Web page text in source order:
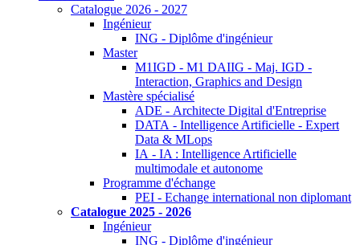
Catalogue 2026 - 2027
Ingénieur
ING - Diplôme d'ingénieur
Master
M1IGD - M1 DAIIG - Maj. IGD -
Interaction, Graphics and Design
Mastère spécialisé
ADE - Architecte Digital d'Entreprise
DATA - Intelligence Artificielle - Expert
Data & MLops
IA - IA : Intelligence Artificielle
multimodale et autonome
Programme d'échange
PEI - Echange international non diplomant
Catalogue 2025 - 2026
Ingénieur
ING - Diplôme d'ingénieur